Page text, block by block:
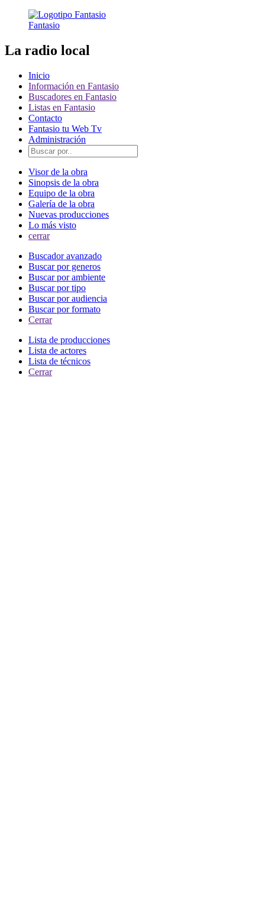
Fantasio
La radio local
Inicio
Información en Fantasio
Buscadores en Fantasio
Listas en Fantasio
Contacto
Fantasio tu Web Tv
Administración
Visor de la obra
Sinopsis de la obra
Equipo de la obra
Galería de la obra
Nuevas producciones
Lo más visto
cerrar
Buscador avanzado
Buscar por generos
Buscar por ambiente
Buscar por tipo
Buscar por audiencia
Buscar por formato
Cerrar
Lista de producciones
Lista de actores
Lista de técnicos
Cerrar